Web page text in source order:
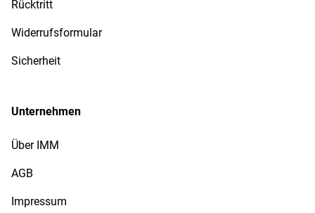
Rücktritt
Widerrufsformular
Sicherheit
Unternehmen
Über IMM
AGB
Impressum